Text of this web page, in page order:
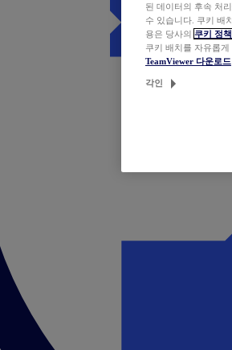
된 데이터의 후속 처
수 있습니다. 쿠키 배
용은 당사의 쿠키 정책
쿠키 배치를 자유롭게
TeamViewer 다운로드
각인